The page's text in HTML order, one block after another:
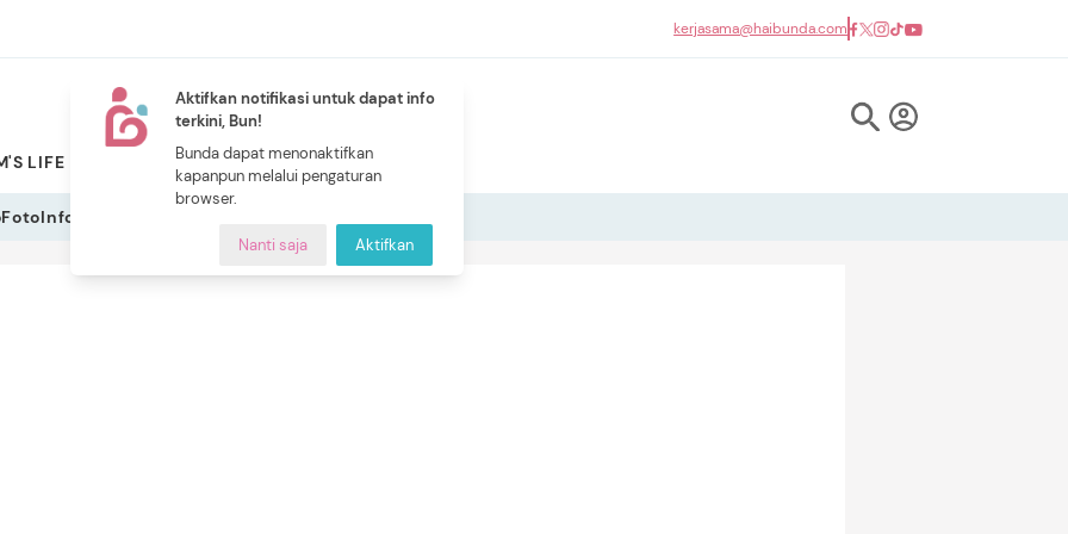
Aktifkan notifikasi untuk dapat info
terkini, Bun!
Bunda dapat menonaktifkan
kapanpun melalui pengaturan
browser.
Nanti saja Aktifkan
kerjasama@haibunda.com
LIFE PILIHAN BUNDA
NEW
CERITA BUNDA
FotoInfografis